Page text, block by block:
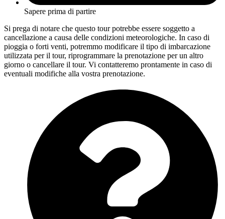
Sapere prima di partire
Si prega di notare che questo tour potrebbe essere soggetto a
cancellazione a causa delle condizioni meteorologiche. In caso di
pioggia o forti venti, potremmo modificare il tipo di imbarcazione
utilizzata per il tour, riprogrammare la prenotazione per un altro
giorno o cancellare il tour. Vi contatteremo prontamente in caso di
eventuali modifiche alla vostra prenotazione.